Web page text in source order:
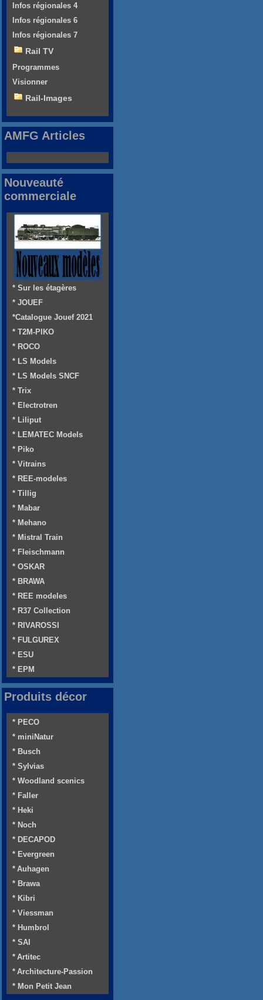
Infos régionales 4
Infos régionales 6
Infos régionales 7
Rail TV
Programmes
Visionner
Rail-Images
AMFG Articles
Nouveauté
commerciale
* Sur les étagères
* JOUEF
*Catalogue Jouef 2021
* T2M-PIKO
* ROCO
* LS Models
* LS Models SNCF
* Trix
* Electrotren
* Liliput
* LEMATEC Models
* Piko
* Vitrains
* REE-modeles
* Tillig
* Mabar
* Mehano
* Mistral Train
* Fleischmann
* OSKAR
* BRAWA
* REE modeles
* R37 Collection
* RIVAROSSI
* FULGUREX
* ESU
* EPM
Produits décor
* PECO
* miniNatur
* Busch
* Sylvias
* Woodland scenics
* Faller
* Heki
* Noch
* DECAPOD
* Evergreen
* Auhagen
* Brawa
* Kibri
* Viessman
* Humbrol
* SAI
* Artitec
* Architecture-Passion
* Mon Petit Jean